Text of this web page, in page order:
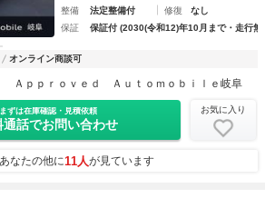
整備 法定整備付 修復
なし
保証
保証付 (2030(令和12)年10月まで・走行無
オンライン商談可
Ａｐｐｒｏｖｅｄ Ａｕｔｏｍｏｂｉｌｅ岐阜
まずは在庫確認・見積依頼
通話でお問い合わせ
お気に入り
なたの他に11人が見ています